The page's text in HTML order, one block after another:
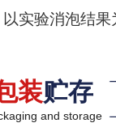
实验消泡结果
装贮存
and storage